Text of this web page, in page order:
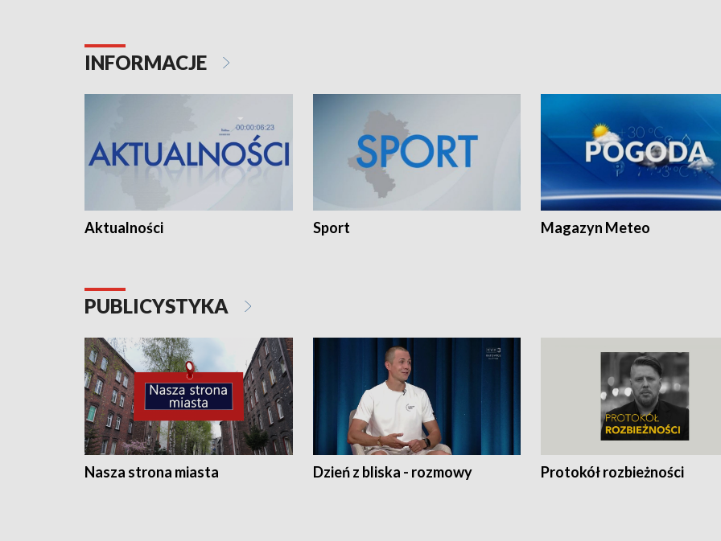
INFORMACJE
Aktualności Sport Magazyn Meteo
PUBLICYSTYKA
Nasza strona miasta Dzień z bliska - rozmowy Protokół rozbieżności